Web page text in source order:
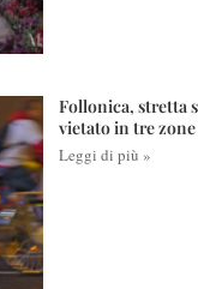
Follonica, stretta
vietato in tre
Leggi di più »